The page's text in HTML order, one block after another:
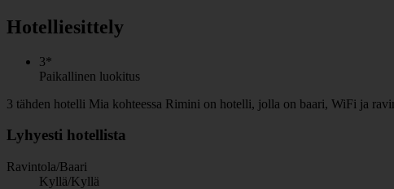
Hotelliesittely
3*
Paikallinen luokitus
3 tähden hotelli Mia kohteessa Rimini on hotelli, jolla on baari, WiFi ja
Lyhyesti hotellista
Ravintola/Baari
Kyllä/Kyllä